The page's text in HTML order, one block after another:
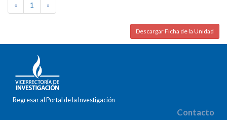
« 1 »
Descargar Ficha de la Unidad
Regresar al Portal de la Investigación
Contacto